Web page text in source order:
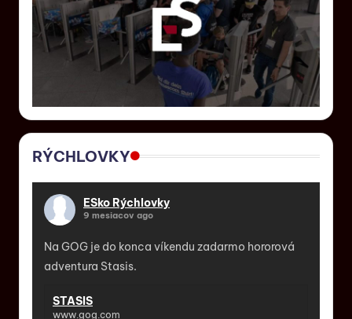
RÝCHLOVKY
ESko Rýchlovky
9 mesiacov ago
Na GOG je do konca víkendu zadarmo hororová
adventura Stasis.
STASIS
www.gog.com